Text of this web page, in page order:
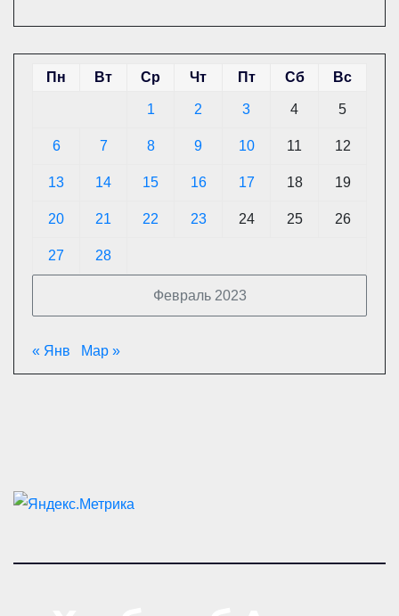
Февраль 2023
Пн Вт Ср Чт Пт Сб Вс
1 2 3 4 5
6 7 8 9 10 11 12
13 14 15 16 17 18 19
20 21 22 23 24 25 26
27 28
« Янв Мар »